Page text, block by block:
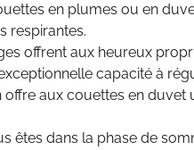
en plumes ou en
respirantes.
offrent aux heureux
capacité à
aux couettes en duvet
êtes dans la phase de